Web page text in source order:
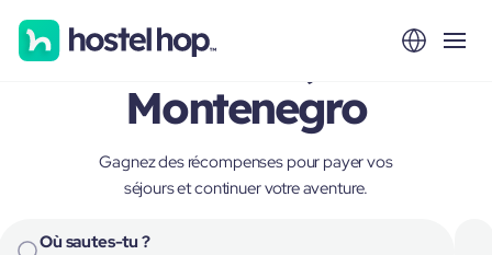
Budva,
Montenegro
Gagnez des récompenses pour payer vos
séjours et continuer votre aventure.
Où sautes-tu ?